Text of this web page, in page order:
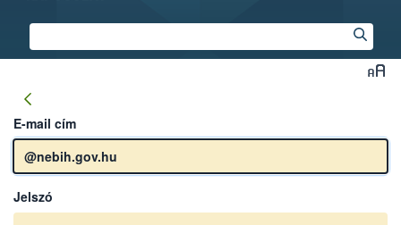
E-mail cím
Jelszó